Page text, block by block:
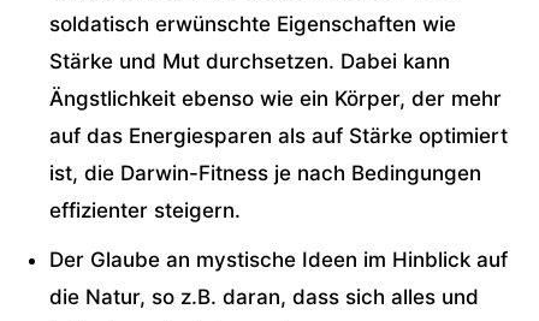
soldatisch erwünschte Eigenschaften wie
Stärke und Mut durchsetzen. Dabei kann
Ängstlichkeit ebenso wie ein Körper, der mehr
auf das Energiesparen als auf Stärke optimiert
ist, die Darwin-Fitness je nach Bedingungen
effizienter steigern.
Der Glaube an mystische Ideen im Hinblick auf
die Natur, so z.B. daran, dass sich alles und